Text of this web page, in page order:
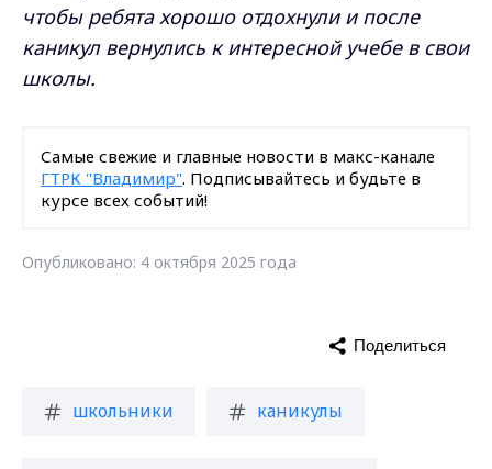
чтобы ребята хорошо отдохнули и после
каникул вернулись к интересной учебе в свои
школы.
Самые свежие и главные новости в макс-канале
ГТРК "Владимир". Подписывайтесь и будьте в
курсе всех событий!
Опубликовано: 4 октября 2025 года
школьники каникулы
Поделиться